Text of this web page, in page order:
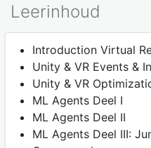
Leerinhoud
Introduction Virtual
Unity & VR Events &
Unity & VR
ML Agents Deel I
ML Agents Deel II
ML Agents Deel III: